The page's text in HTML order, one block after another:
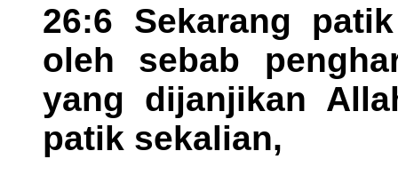
26:6 Sekarang
oleh sebab
yang dijanjikan
patik sekalian,